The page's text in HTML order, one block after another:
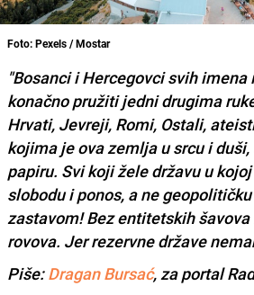
Foto: Pexels / Mostar
"Bosanci i Hercegovci svih
konačno pružiti jedni drugima
Hrvati, Jevreji, Romi, Ostali,
kojima je ova zemlja u srcu i duši,
papiru. Svi koji žele državu u
slobodu i ponos, a ne
zastavom! Bez entitetskih
rovova. Jer rezervne države
Piše:Dragan Bursać, za portal